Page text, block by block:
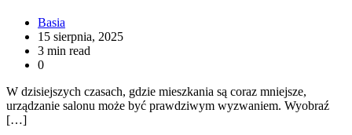
Basia
15 sierpnia, 2025
3 min read
0
W dzisiejszych czasach, gdzie mieszkania są coraz mniejsze,
urządzanie salonu może być prawdziwym wyzwaniem. Wyobraź
[…]